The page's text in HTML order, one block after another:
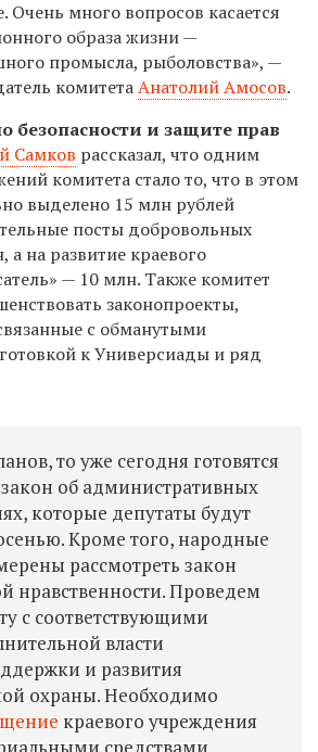
Очень много вопросов касается
образа жизни —
промысла, рыболовства», —
комитетаАнатолий Амосов.
безопасности и защите прав
Самков рассказал, что одним
комитета стало то, что в этом
выделено 15 млн рублей
посты добровольных
на развитие краевого
— 10 млн. Также комитет
законопроекты,
с обманутыми
к Универсиады и ряд
то уже сегодня готовятся
об административных
которые депутаты будут
Кроме того, народные
рассмотреть закон
нравственности. Проведем
с соответствующими
власти
и развития
охраны. Необходимо
краевого учреждения
средствами,